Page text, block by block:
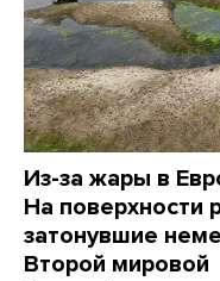
Из-за жары в
На поверхности
затонувшие
Второй мировой